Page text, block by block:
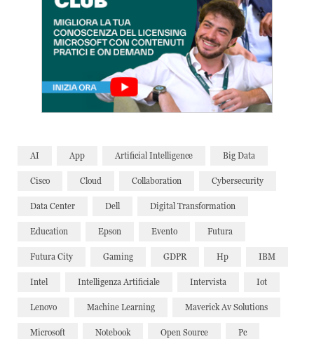
AI App Artificial Intelligence Big Data
Cisco Cloud Collaboration Cybersecurity
Data Center Dell Digital Transformation
Education Epson Evento Futura
Futura City Gaming GDPR Hp IBM
Intel Intelligenza Artificiale Intervista Iot
Lenovo Machine Learning Maverick Av Solutions
Microsoft Notebook Open Source Pc